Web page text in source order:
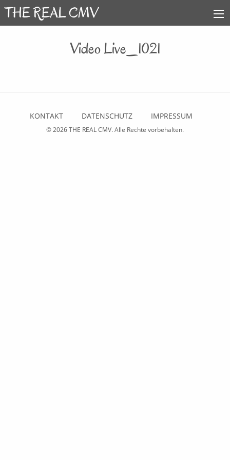
Video Live_1021
KONTAKT DATENSCHUTZ IMPRESSUM
© 2026THE REAL CMV. Alle Rechte vorbehalten.